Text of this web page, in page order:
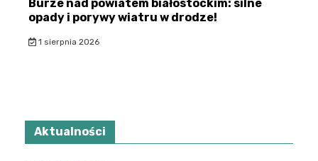
Burze nad powiatem białostockim: silne
opady i porywy wiatru w drodze!
1 sierpnia 2026
Aktualności